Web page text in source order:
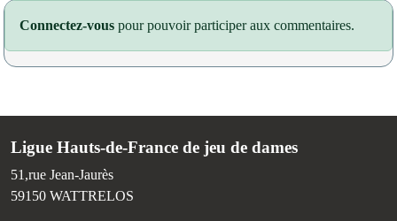
Connectez-vous pour pouvoir participer aux commentaires.
Ligue Hauts-de-France de jeu de dames
51,rue Jean-Jaurès
59150 WATTRELOS